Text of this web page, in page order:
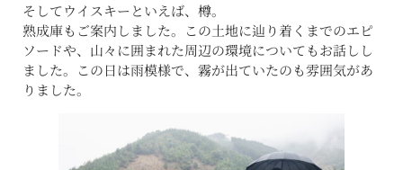
そしてウイスキーといえば、樽。
熟成庫もご案内しました。この土地に辿り着くまでのエピ
ソードや、山々に囲まれた周辺の環境についてもお話しし
ました。この日は雨模様で、霧が出ていたのも雰囲気があ
りました。